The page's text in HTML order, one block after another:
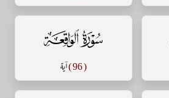
سورة الواقعة
( 96 ) آية